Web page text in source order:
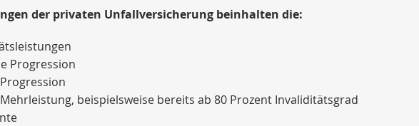
der privaten Unfallversicherung beinhalten die:
Progression
beispielsweise bereits ab 80 Prozent Invaliditätsgrad